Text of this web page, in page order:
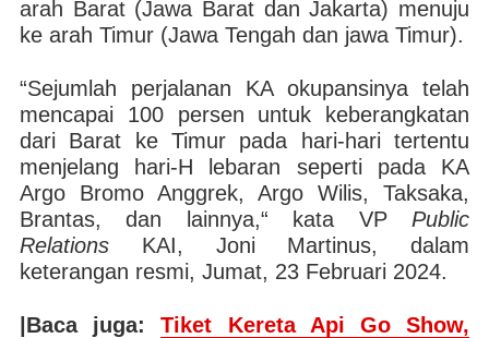
arah Barat (Jawa Barat dan Jakarta) menuju
ke arah Timur (Jawa Tengah dan jawa Timur).
“Sejumlah perjalanan KA okupansinya telah
mencapai 100 persen untuk keberangkatan
dari Barat ke Timur pada hari-hari tertentu
menjelang hari-H lebaran seperti pada KA
Argo Bromo Anggrek, Argo Wilis, Taksaka,
Brantas, dan lainnya,“ kata VP Public
RelationsKAI, Joni Martinus, dalam
keterangan resmi, Jumat, 23 Februari 2024.
|Baca juga:Tiket Kereta Api Go Show,